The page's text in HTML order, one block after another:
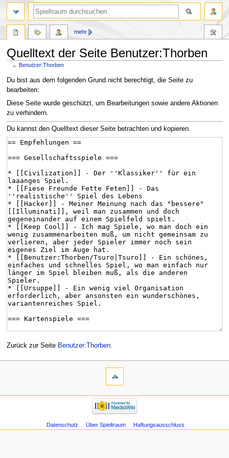
Quelltext der Seite Benutzer:Thorben
← Benutzer:Thorben
Zur
Navigation
springen
Zur
Suche
springen
Du bist aus dem folgenden Grund nicht berechtigt, die Seite zu
bearbeiten:
Diese Seite wurde geschützt, um Bearbeitungen sowie andere Aktionen
zu verhindern.
Du kannst den Quelltext dieser Seite betrachten und kopieren.
Zurück zur Seite Benutzer:Thorben.
mehr
Datenschutz Über Spieltraum Haftungsausschluss